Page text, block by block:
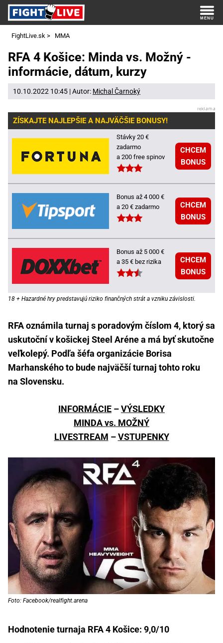
FightLive.sk > MMA
RFA 4 Košice: Minda vs. Možný -
informácie, dátum, kurzy
10.10.2022 10:45 | Autor: Michal Čarnoký
ZÍSKAJTE NAJLEPŠIE A NAJVÄČŠIE BONUSY!
Stávky 20 €
zadarmo
a 200 free spinov
CHCEM
BONUS
Bonus až 4 000 €
a 20 € zadarmo
CHCEM
BONUS
Bonus až 5 000 €
a 35 € bez rizika
CHCEM
BONUS
18 + Hazardné hry predstavujú riziko finančných strát a vzniku závislosti.
RFA oznámila turnaj s poradovým číslom 4, ktorý sa
uskutoční v košickej Steel Aréne a má byť skutočne
veľkolepý. Podľa šéfa organizácie Borisa
Marhanského to bude najväčší turnaj tohto roku
na Slovensku.
INFORMÁCIE –VÝSLEDKY
MINDA vs. MOŽNÝ
LIVESTREAM –VSTUPENKY
Foto: Facebook/realfight.arena
Hodnotenie turnaja RFA 4 Košice: 9,0/10